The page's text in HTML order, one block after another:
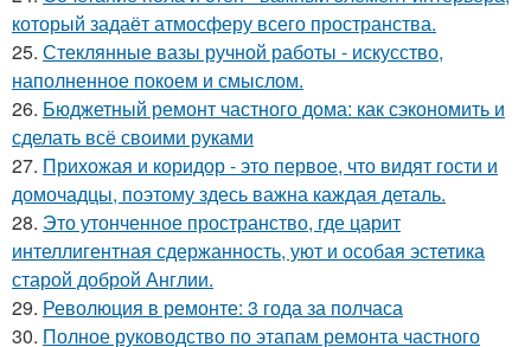
который задаёт атмосферу всего пространства.
25. Стеклянные вазы ручной работы - искусство,
наполненное покоем и смыслом.
26. Бюджетный ремонт частного дома: как сэкономить и
сделать всё своими руками
27. Прихожая и коридор - это первое, что видят гости и
домочадцы, поэтому здесь важна каждая деталь.
28. Это утонченное пространство, где царит
интеллигентная сдержанность, уют и особая эстетика
старой доброй Англии.
29. Революция в ремонте: 3 года за полчаса
30. Полное руководство по этапам ремонта частного